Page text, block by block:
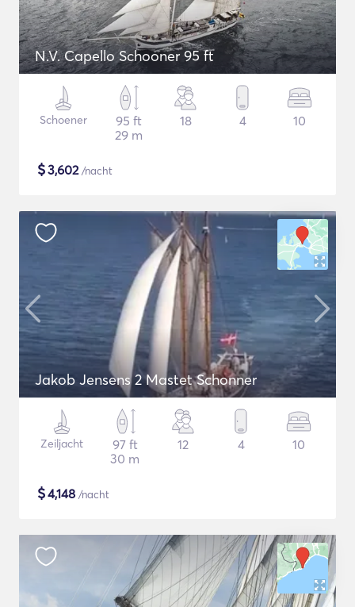
N.V. Capello Schooner 95 ft
Schoener
95 ft
29 m
18 4 10
$3,602/nacht
Jakob Jensens 2 Mastet Schonner
Zeiljacht
97 ft
30 m
12 4 10
$4,148 /nacht